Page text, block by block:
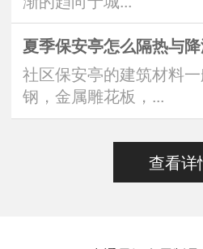
夏季保安亭怎么隔热与
社区保安亭的建筑材料
钢，金属雕花板，...
查看详